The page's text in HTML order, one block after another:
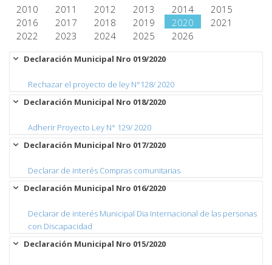
2010
2011 2012 2013 2014
2015
2016
2017 2018 2019 2020
2021
2022
2023 2024 2025 2026
Declaración Municipal Nro 019/2020
Rechazar el proyecto de ley N°128/ 2020
Declaración Municipal Nro 018/2020
Adherir Proyecto Ley N° 129/ 2020
Declaración Municipal Nro 017/2020
Declarar de interés Compras comunitarias
Declaración Municipal Nro 016/2020
Declarar de interés Municipal Dia Internacional de las personas
con Discapacidad
Declaración Municipal Nro 015/2020